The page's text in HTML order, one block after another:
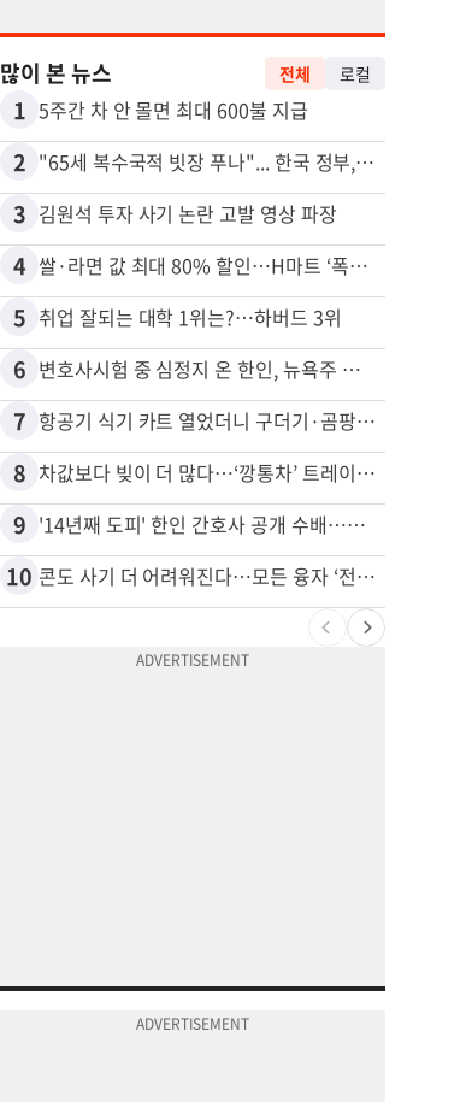
많이 본 뉴스 전체 로컬
1 5주간 차 안 몰면 최대 600불 지급
2 "65세 복수국적 빗장 푸나"... 한국 정부, 연령 완화 전면 추진
3 김원석 투자 사기 논란 고발 영상 파장
4 쌀·라면 값 최대 80% 할인…H마트 ‘폭탄 세일’
5 취업 잘되는 대학 1위는?…하버드 3위
6 변호사시험 중 심정지 온 한인, 뉴욕주 제소
7 항공기 식기 카트 열었더니 구더기·곰팡이…LAX 기내식 업체 논란
8 차값보다 빚이 더 많다…‘깡통차’ 트레이드인 급증
9 '14년째 도피' 한인 간호사 공개 수배…메디케어 사기 유죄
10 콘도 사기 더 어려워진다…모든 융자 ‘전체 심사’